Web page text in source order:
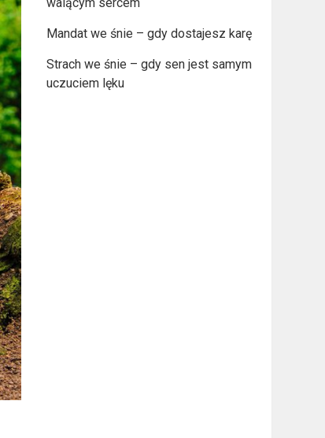
Mandat we śnie – gdy dostajesz karę
Strach we śnie – gdy sen jest samym
uczuciem lęku